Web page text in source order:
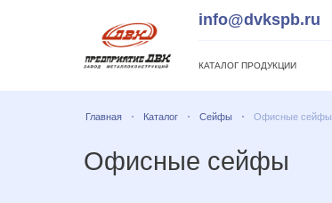
info@dvkspb.ru
КАТАЛОГ ПРОДУКЦИИ
Главная Каталог Сейфы Офисные сейфы
Офисные сейфы